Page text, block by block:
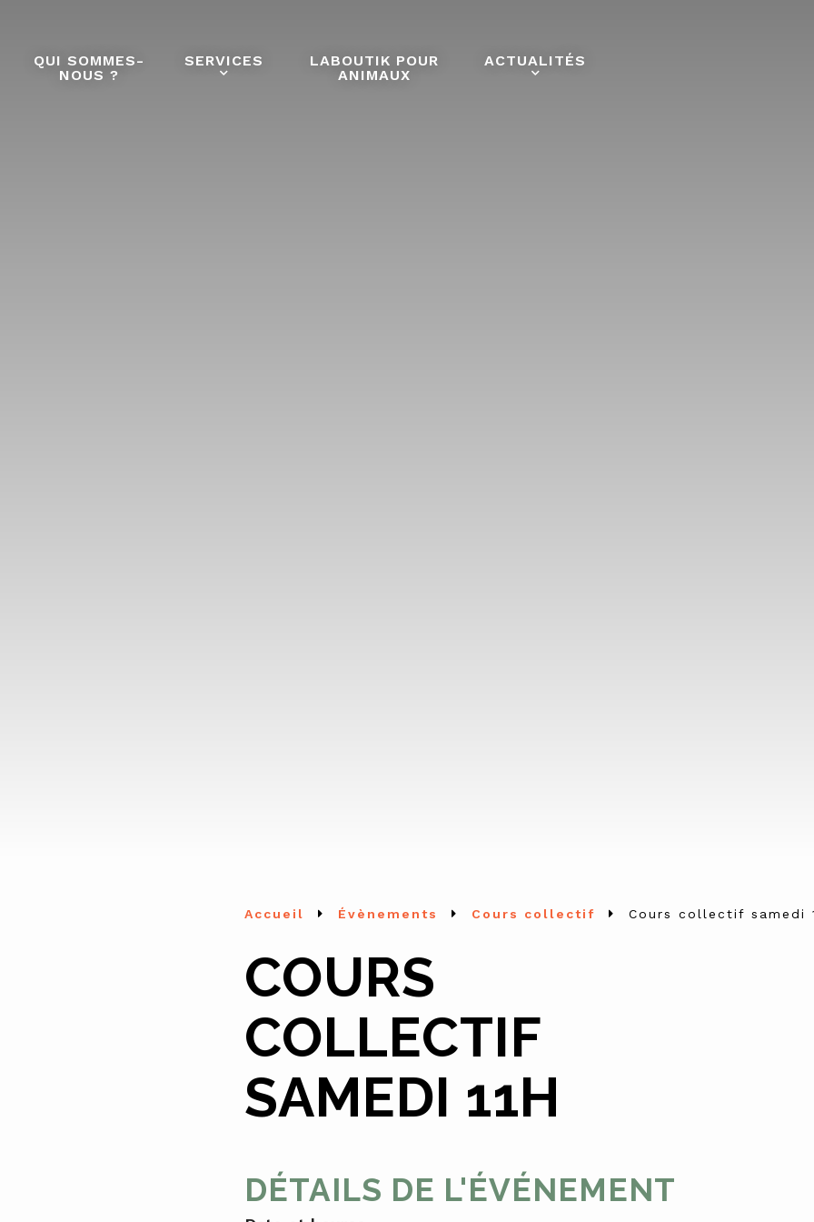
QUI SOMMES-
NOUS ?
SERVICES
LABOUTIK POUR
ANIMAUX
ACTUALITÉS
Accueil Évènements Cours collectif Cours collectif samedi
COURS
COLLECTIF
SAMEDI 11H
DÉTAILS DE L'ÉVÉNEMENT